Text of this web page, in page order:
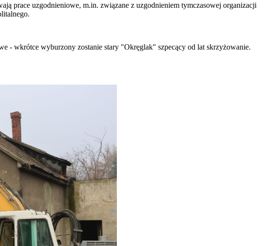
prace uzgodnieniowe, m.in. związane z uzgodnieniem tymczasowej organizacji
- wkrótce wyburzony zostanie stary "Okręglak" szpecący od lat skrzyżowanie.